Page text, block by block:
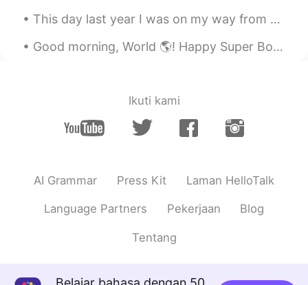
Eri 2019.12.12 11:38
の？？😭 と心配してたよ😆
Miho 2019.12.12 11:38
JP EN
立派な髭ですね！🎅
This day last year I was on my way from Tokyo to Harkone 👌🗻 I arrived at Shinjuku and boarded th...
Good morning, World 🌎! Happy Super Bowl Sunday!!! 😁🏈😁 Today is the day you have an excuse to e...
Ikuti kami
AI Grammar Press Kit Laman HelloTalk
Language Partners Pekerjaan Blog
Tentang